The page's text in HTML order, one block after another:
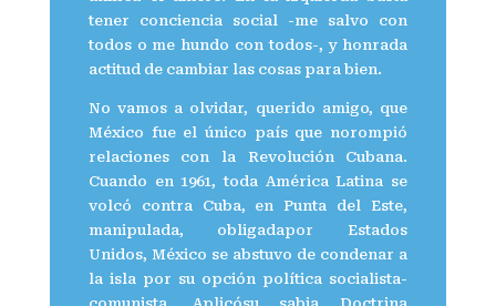
tener conciencia social -me salvo con
todos o me hundo con todos-, y honrada
actitud de cambiar las cosas para bien.
No vamos a olvidar, querido amigo, que
México fue el único país que norompió
relaciones con la Revolución Cubana.
Cuando en 1961, toda América Latina se
volcó contra Cuba, en Punta del Este,
manipulada, obligadapor Estados
Unidos, México se abstuvo de condenar a
la isla por su opción política socialista-